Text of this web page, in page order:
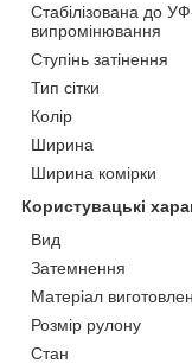
Стабілізована до
випромінювання
Ступінь затінення
Тип сітки
Колір
Ширина
Ширина комірки
Користувацькi
Вид
Затемнення
Матеріал
Розмір рулону
Стан